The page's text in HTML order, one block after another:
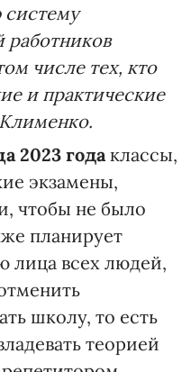
систему
работников
числе тех, кто
и практические
2023 года классы,
экзамены,
чтобы не было
планирует
лица всех людей,
школу, то есть
теорией